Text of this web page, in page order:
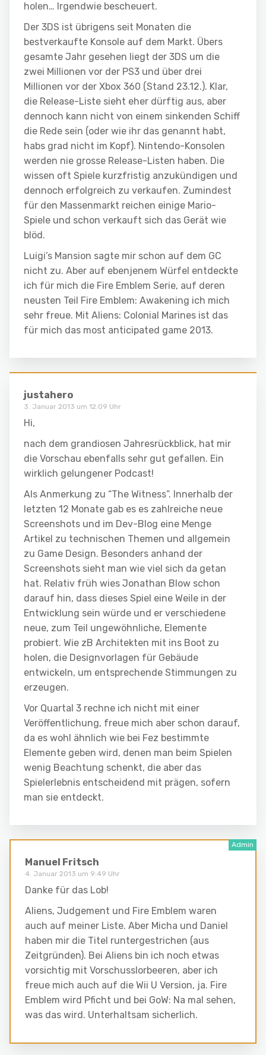
holen… Irgendwie bescheuert.
Der 3DS ist übrigens seit Monaten die
bestverkaufte Konsole auf dem Markt. Übers
gesamte Jahr gesehen liegt der 3DS um die
zwei Millionen vor der PS3 und über drei
Millionen vor der Xbox 360 (Stand 23.12.). Klar,
die Release-Liste sieht eher dürftig aus, aber
dennoch kann nicht von einem sinkenden Schiff
die Rede sein (oder wie ihr das genannt habt,
habs grad nicht im Kopf). Nintendo-Konsolen
werden nie grosse Release-Listen haben. Die
wissen oft Spiele kurzfristig anzukündigen und
dennoch erfolgreich zu verkaufen. Zumindest
für den Massenmarkt reichen einige Mario-
Spiele und schon verkauft sich das Gerät wie
blöd.
Luigi’s Mansion sagte mir schon auf dem GC
nicht zu. Aber auf ebenjenem Würfel entdeckte
ich für mich die Fire Emblem Serie, auf deren
neusten Teil Fire Emblem: Awakening ich mich
sehr freue. Mit Aliens: Colonial Marines ist das
für mich das most anticipated game 2013.
justahero
3. Januar 2013 um 12:09 Uhr
Hi,
nach dem grandiosen Jahresrückblick, hat mir
die Vorschau ebenfalls sehr gut gefallen. Ein
wirklich gelungener Podcast!
Als Anmerkung zu “The Witness”. Innerhalb der
letzten 12 Monate gab es es zahlreiche neue
Screenshots und im Dev-Blog eine Menge
Artikel zu technischen Themen und allgemein
zu Game Design. Besonders anhand der
Screenshots sieht man wie viel sich da getan
hat. Relativ früh wies Jonathan Blow schon
darauf hin, dass dieses Spiel eine Weile in der
Entwicklung sein würde und er verschiedene
neue, zum Teil ungewöhnliche, Elemente
probiert. Wie zB Architekten mit ins Boot zu
holen, die Designvorlagen für Gebäude
entwickeln, um entsprechende Stimmungen zu
erzeugen.
Vor Quartal 3 rechne ich nicht mit einer
Veröffentlichung, freue mich aber schon darauf,
da es wohl ähnlich wie bei Fez bestimmte
Elemente geben wird, denen man beim Spielen
wenig Beachtung schenkt, die aber das
Spielerlebnis entscheidend mit prägen, sofern
man sie entdeckt.
Manuel Fritsch
4. Januar 2013 um 9:49 Uhr
Danke für das Lob!
Aliens, Judgement und Fire Emblem waren
auch auf meiner Liste. Aber Micha und Daniel
haben mir die Titel runtergestrichen (aus
Zeitgründen). Bei Aliens bin ich noch etwas
vorsichtig mit Vorschusslorbeeren, aber ich
freue mich auch auf die Wii U Version, ja. Fire
Emblem wird Pficht und bei GoW: Na mal sehen,
was das wird. Unterhaltsam sicherlich.